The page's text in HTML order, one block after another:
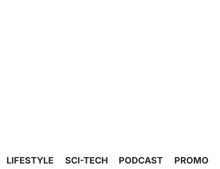
LIFESTYLE SCI-TECH PODCAST
PROMO